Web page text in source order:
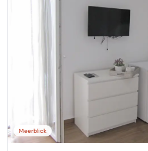
Meerblick